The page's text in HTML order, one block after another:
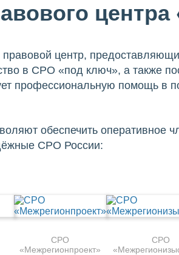
центр,
в СРО «под ключ», а также
профессиональную помощь
обеспечить оперативное
СРО России:
СРО
«Межрегионпроект»
СРО